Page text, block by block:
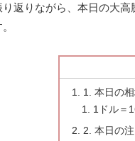
返りながら、本日の大
1. 本日の
1ドル＝
2. 本日の